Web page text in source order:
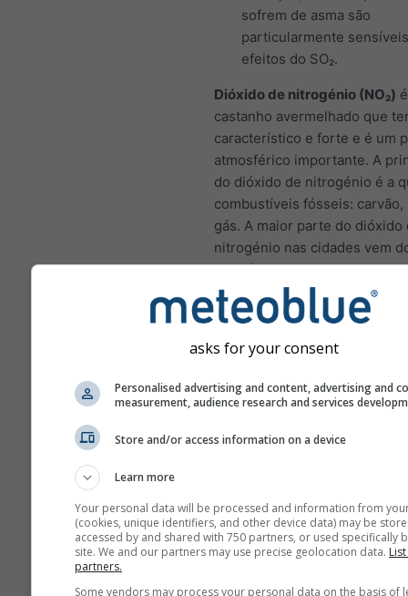
sofrem de asma são
particularmente
efeitos do SO₂.
Dióxido de nitrogénio (NO₂)
castanho avermelhado que
característico e forte e é um
atmosférico importante. A
do dióxido de nitrogénio é a
combustíveis fósseis:
gás. A maior parte do dióxido
nitrogénio nas cidades vem
de veículos motorizados. O
nitrogénio é um importante
atmosférico porque contribui
impactos significativos na
humana.
NO₂ inflama o
pulmões e pode reduzir a
tosse, resfriados, gripe e
bronquite
Para a Europa, o meteograma
poluição do ar tem um
asks for your consent
Personalised advertising and content, advertising and
measurement, audience research and services
Store and/or access information on a device
Learn more
Your personal data will be processed and information from
(cookies, unique identifiers, and other device data) may be
accessed by and shared with 750 partners, or used specifically
site. We and our partners may use precise geolocation data.
partners.
Some vendors may process your personal data on the basis of